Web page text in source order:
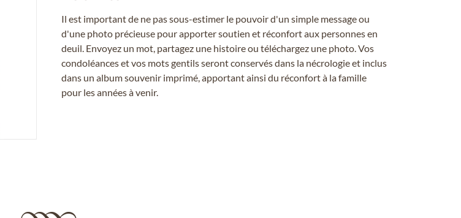
Il est important de ne pas sous-estimer le pouvoir d'un simple message ou
d'une photo précieuse pour apporter soutien et réconfort aux personnes en
deuil. Envoyez un mot, partagez une histoire ou téléchargez une photo. Vos
condoléances et vos mots gentils seront conservés dans la nécrologie et inclus
dans un album souvenir imprimé, apportant ainsi du réconfort à la famille
pour les années à venir.